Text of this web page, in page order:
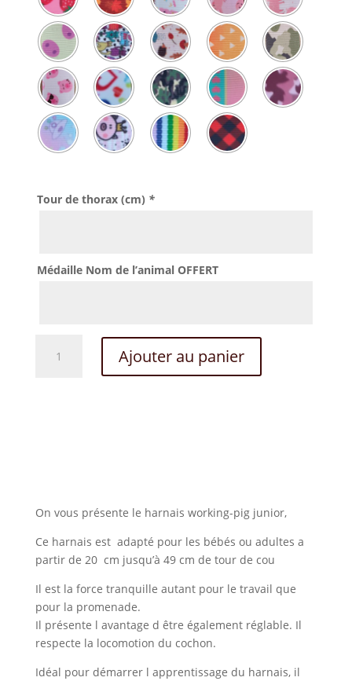
Tour de thorax (cm) *
Médaille Nom de l’animal OFFERT
Ajouter au panier
On vous présente le harnais working-pig junior,
Ce harnais est adapté pour les bébés ou adultes a
partir de 20 cm jusqu’à 49 cm de tour de cou
Il est la force tranquille autant pour le travail que
pour la promenade.
Il présente l avantage d être également réglable. Il
respecte la locomotion du cochon.
Idéal pour démarrer l apprentissage du harnais, il